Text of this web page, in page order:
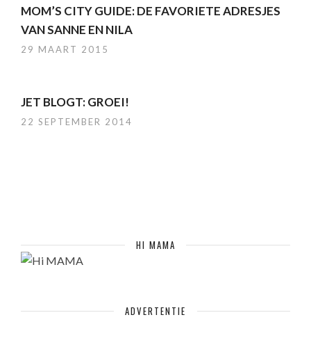
MOM’S CITY GUIDE: DE FAVORIETE ADRESJES
VAN SANNE EN NILA
29 MAART 2015
JET BLOGT: GROEI!
22 SEPTEMBER 2014
HI MAMA
ADVERTENTIE